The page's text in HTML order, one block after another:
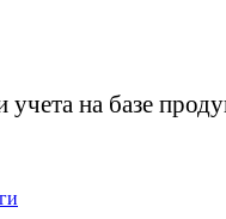
учета на базе